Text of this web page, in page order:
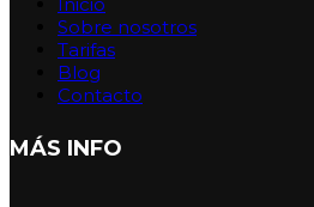
Sobre nosotros
Tarifas
Blog
Contacto
MÁS INFO